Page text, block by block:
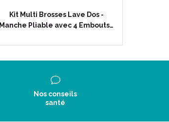
Kit Multi Brosses Lave Dos -
Manche Pliable avec 4 Embouts…
Nos conseils
santé